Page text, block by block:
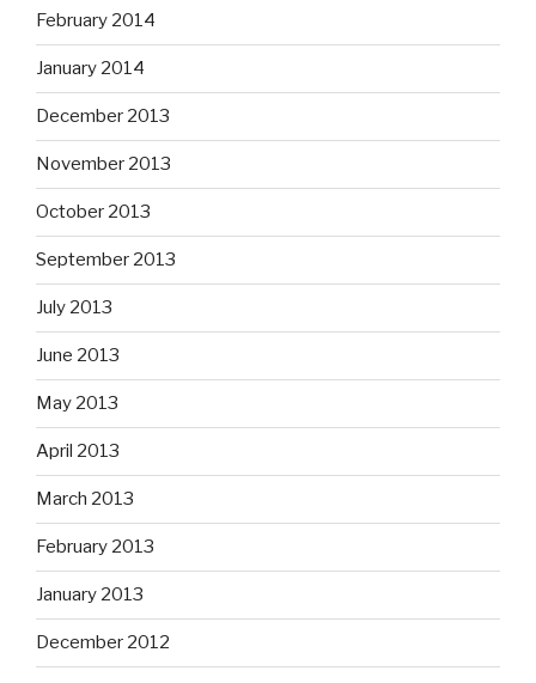
February 2014
January 2014
December 2013
November 2013
October 2013
September 2013
July 2013
June 2013
May 2013
April 2013
March 2013
February 2013
January 2013
December 2012